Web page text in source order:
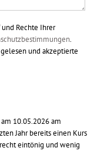
Rechte Ihrer
.
und akzeptierte
10.05.2026 am
Jahr bereits einen Kurs
eintönig und wenig